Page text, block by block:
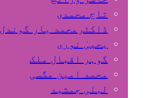
تاج محمدی
ڈاکٹرمحمد یار گوندل
گوہر اقبال ملک
محمد امین مگسی
لبنٰی جمشید